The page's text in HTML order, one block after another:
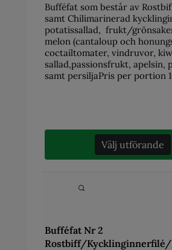
Bufféfat som består av
samt Chilimarinerad
potatissallad, frukt/
melon (cantaloup och
coctailtomater, vindruvor,
sallad,passionsfrukt, apelsin,
samt persiljaPris per portion
Välj utförande
Bufféfat Nr 2
Rostbiff/Kycklinginnerfilé/